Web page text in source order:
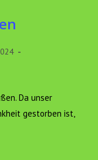
Da unser
gestorben ist,